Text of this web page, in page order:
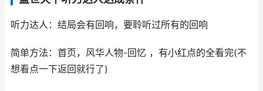
听力达人：结局会有回响，要聆听过所有的回响
简单方法：首页，风华人物-回忆 ，有小红点的全看完(不
想看点一下返回就行了)